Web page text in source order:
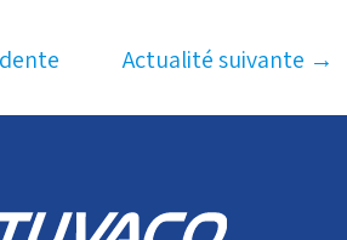
Actualité suivante →